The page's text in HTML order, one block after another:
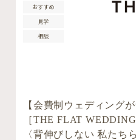
おすすめ
見学
相談
【会費制ウェディング
［THE FLAT
〈背伸びしない 私たち